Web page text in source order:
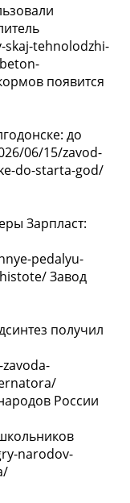
tehnolodzhi-
появится
до
06/15/zavod-
do-starta-god/
Зарпласт:
pedalyu-
Завод
получил
России
narodov-